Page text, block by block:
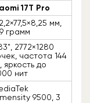
17T Pro
мм,
грамм
2772×1280
частота 144
яркость до
нит
9500, 3